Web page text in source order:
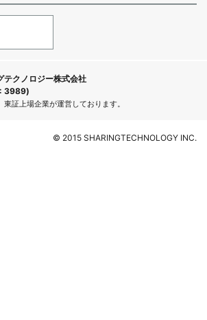
テクノロジー株式会社
3989)
東証上場企業が運営しております。
© 2015 SHARINGTECHNOLOGY INC.